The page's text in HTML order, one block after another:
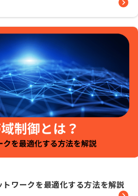
ワークを最適化する方法を解説